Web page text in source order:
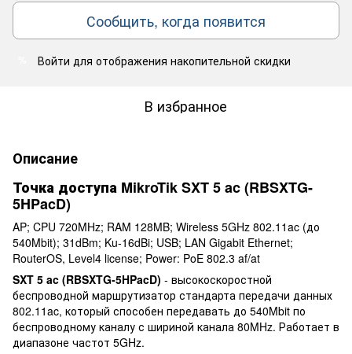
Сообщить, когда появится
Войти для отображения накопительной скидки
В избранное
Описание
Точка доступа MikroTik SXT 5 ac (RBSXTG-
5HPacD)
AP; CPU 720MHz; RAM 128MB; Wireless 5GHz 802.11ac (до
540Mbit); 31dBm; Ku-16dBi; USB; LAN Gigabit Ethernet;
RouterOS, Level4 license; Power: PoE 802.3 af/at
SXT 5 ac (RBSXTG-5HPacD) - высокоскоростной
беспроводной маршрутизатор стандарта передачи данных
802.11ac, который способен передавать до 540Mbit по
беспроводному каналу с шириной канала 80MHz. Работает в
диапазоне частот 5GHz.